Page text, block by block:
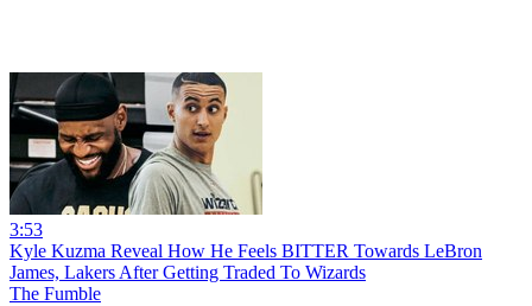
3:53
Kyle Kuzma Reveal How He Feels BITTER Towards LeBron
James, Lakers After Getting Traded To Wizards
The Fumble